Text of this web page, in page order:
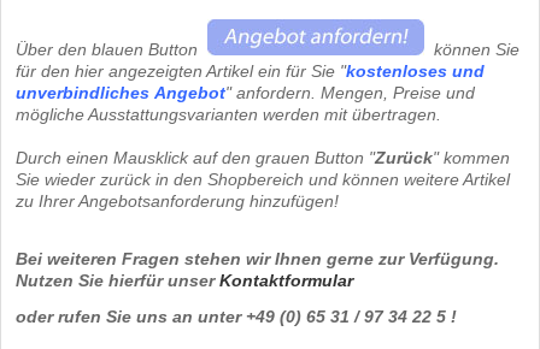
Über den blauen Button
können Sie
für den hier angezeigten Artikel ein für Sie "kostenloses und
unverbindliches Angebot" anfordern. Mengen, Preise und
mögliche Ausstattungsvarianten werden mit übertragen.
Durch einen Mausklick auf den grauen Button "Zurück" kommen
Sie wieder zurück in den Shopbereich und können weitere Artikel
zu Ihrer Angebotsanforderung hinzufügen!
Bei weiteren Fragen stehen wir Ihnen gerne zur Verfügung.
Nutzen Sie hierfür unserKontaktformular
oder rufen Sie uns an unter +49 (0) 65 31 / 97 34 22 5 !